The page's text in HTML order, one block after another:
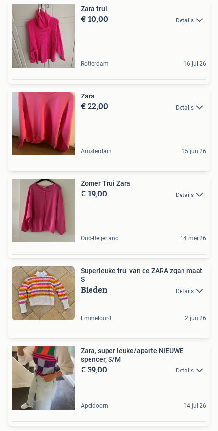
Zara trui
€ 10,00 Details
Rotterdam 16 jul 26
Zara
€ 22,00 Details
Amsterdam 15 jun 26
Zomer Trui Zara
€ 19,00 Details
Oud-Beijerland 14 mei 26
Superleuke trui van de ZARA zgan maat
S
Bieden Details
Emmeloord 2 jun 26
Zara, super leuke/aparte NIEUWE
spencer, S/M
€ 39,00 Details
Apeldoorn 14 jul 26